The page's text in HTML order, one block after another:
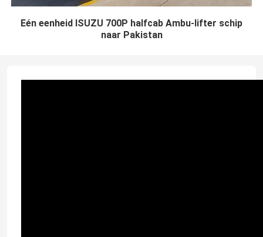
Eén eenheid ISUZU 700P halfcab Ambu-lifter schip
naar Pakistan